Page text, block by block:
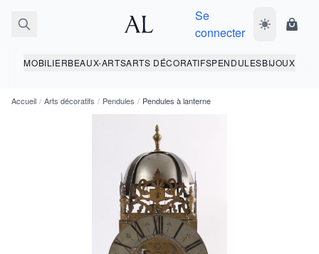
Se
connecter
Basculer le
MOBILIERBEAUX-ARTSARTS DÉCORATIFSPENDULESBIJOUX
Accueil / Arts décoratifs / Pendules / Pendules à lanterne